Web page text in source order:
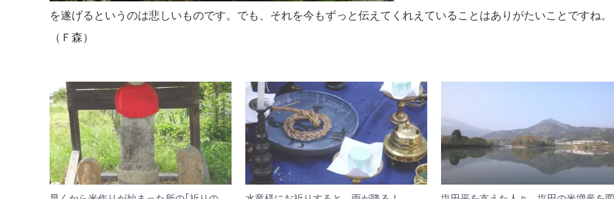
を遂げるというのは悲しいものです。でも、それを今もずっと伝えてくれえていることはありがたいことですね。
（Ｆ森）